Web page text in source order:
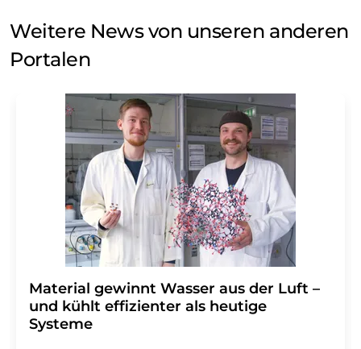
Weitere News von unseren anderen
Portalen
Material gewinnt Wasser aus der Luft –
und kühlt effizienter als heutige
Systeme